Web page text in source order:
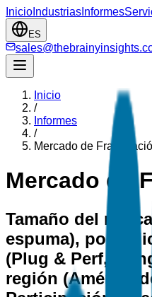
Inicio Industrias Informes
ES
Inicio
/
Informes
/
Mercado de
Mercado de
Tamaño del
espuma), por
(Plug & Perf,
región (América